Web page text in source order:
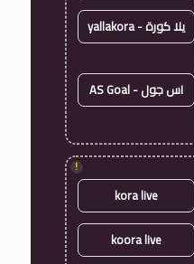
يلا كورة - yallakora
اس جول - AS Goal
!
kora live
koora live